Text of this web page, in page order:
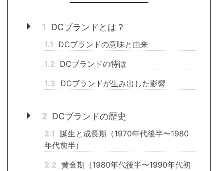
1 DCブランドとは？
1.1
DCブランドの意味と由来
1.2 DCブランドの特徴
1.3 DCブランドが生み出した影響
2 DCブランドの歴史
2.1 誕生と成長期（1970年代後半〜1980
年代前半）
2.2 黄金期（1980年代後半〜1990年代初